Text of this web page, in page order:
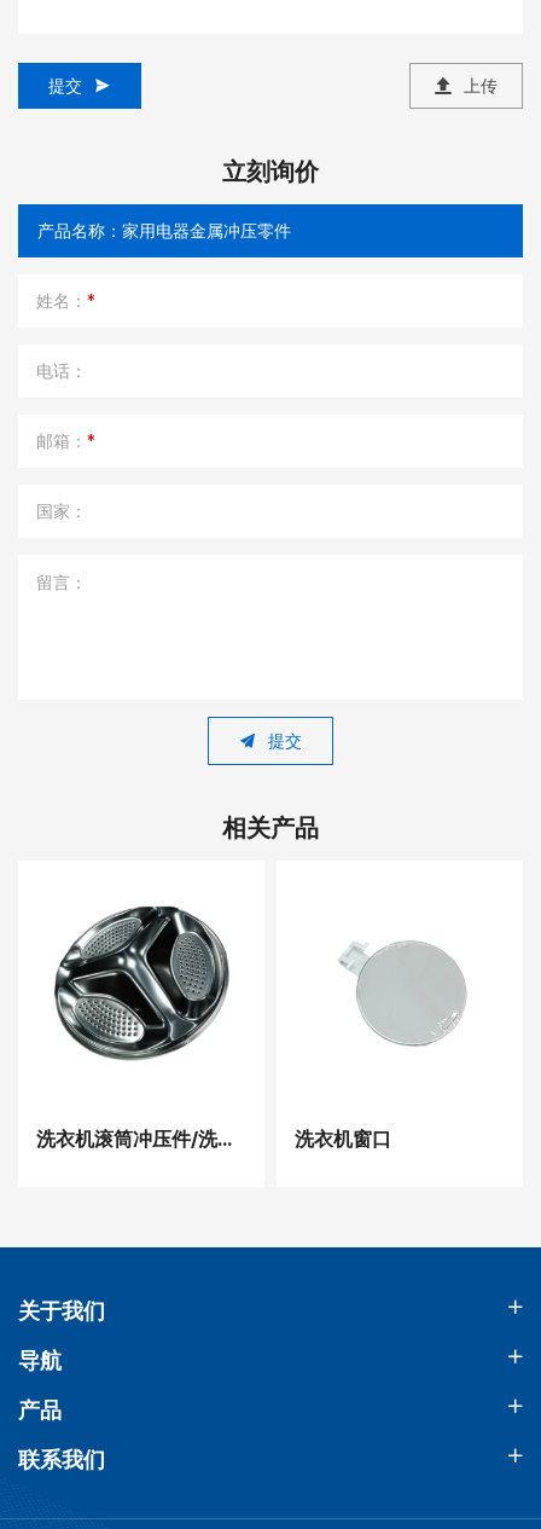
提交 上传
立刻询价
姓名： *
电话：
邮箱： *
国家：
留言：
提交
相关产品
洗衣机滚筒冲压件/洗衣机金属板材模具 洗衣机窗口
关于我们
导航
产品
联系我们